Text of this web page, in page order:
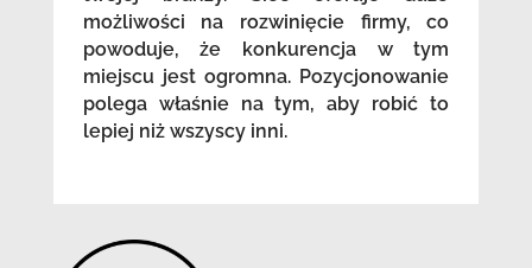
możliwości na rozwinięcie firmy, co
powoduje, że konkurencja w tym
miejscu jest ogromna. Pozycjonowanie
polega właśnie na tym, aby robić to
lepiej niż wszyscy inni.